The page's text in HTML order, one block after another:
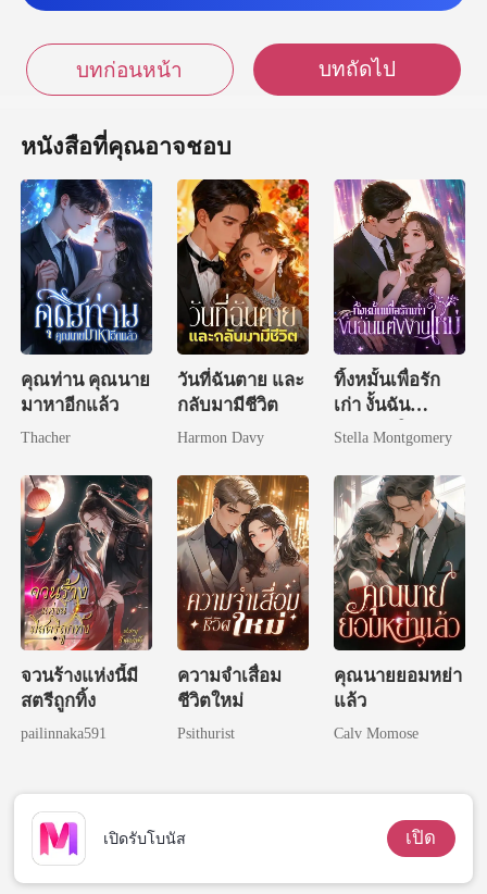
บทก่อนหน้า บทถัดไป
หนังสือที่คุณอาจชอบ
คุณท่าน คุณนาย
มาหาอีกแล้ว
Thacher
วันที่ฉันตาย และ
กลับมามีชีวิต
Harmon Davy
ทิ้งหมั้นเพื่อรัก
เก่า งั้นฉัน
แต่งงานใหม่
Stella Montgomery
จวนร้างแห่งนี้มี
สตรีถูกทิ้ง
pailinnaka591
ความจำเสื่อม
ชีวิตใหม่
Psithurist
คุณนายยอมหย่า
แล้ว
Calv Momose
เปิดรับโบนัส เปิด